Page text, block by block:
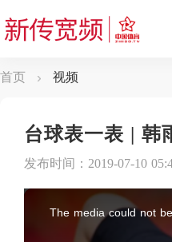
首页 视频
台球表一表 | 韩
发布时间：2019-07-10
This
The media could not